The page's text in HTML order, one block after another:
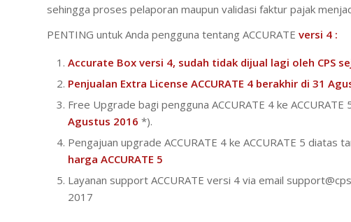
sehingga proses pelaporan maupun validasi faktur pajak
PENTING untuk Anda pengguna tentang ACCURATE versi 4 :
Accurate Box versi 4, sudah tidak dijual lagi oleh CPS
Penjualan Extra License ACCURATE 4 berakhir di 31
Free Upgrade bagi pengguna ACCURATE 4 ke
Agustus 2016 *).
Pengajuan upgrade ACCURATE 4 ke ACCURATE 5 diatas
harga ACCURATE 5
Layanan support ACCURATE versi 4 via email
2017